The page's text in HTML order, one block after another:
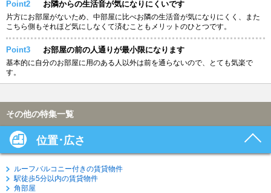
Point2 お隣からの生活音が気になりにくいです
片方にお部屋がないため、中部屋に比べお隣の生活音が気になりにくく、また
こちら側もそれほど気にしなくて済むこともメリットのひとつです。
Point3 お部屋の前の人通りが最小限になります
基本的に自分のお部屋に用のある人以外は前を通らないので、とても気楽で
す。
その他の特集一覧
位置･広さ
ルーフバルコニー付きの賃貸物件
駅徒歩5分以内の賃貸物件
角部屋